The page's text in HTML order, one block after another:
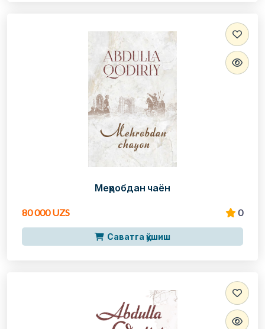
Меҳробдан чаён
80 000 UZS 0
Саватга қўшиш